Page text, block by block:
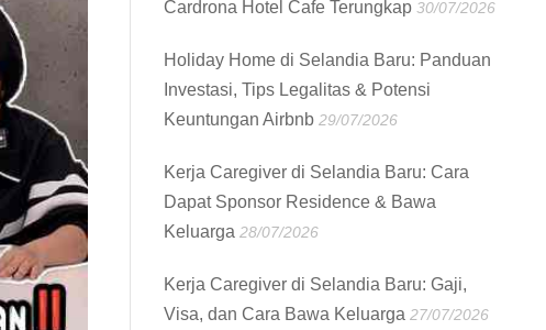
Cardrona Hotel Cafe Terungkap 30/07/2026
Holiday Home di Selandia Baru: Panduan
Investasi, Tips Legalitas & Potensi
Keuntungan Airbnb 29/07/2026
Kerja Caregiver di Selandia Baru: Cara
Dapat Sponsor Residence & Bawa
Keluarga 28/07/2026
Kerja Caregiver di Selandia Baru: Gaji,
Visa, dan Cara Bawa Keluarga 27/07/2026